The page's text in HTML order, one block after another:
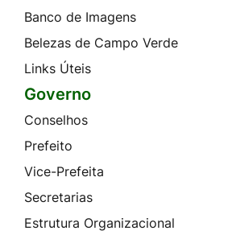
Banco de Imagens
Belezas de Campo Verde
Links Úteis
Governo
Conselhos
Prefeito
Vice-Prefeita
Secretarias
Estrutura Organizacional